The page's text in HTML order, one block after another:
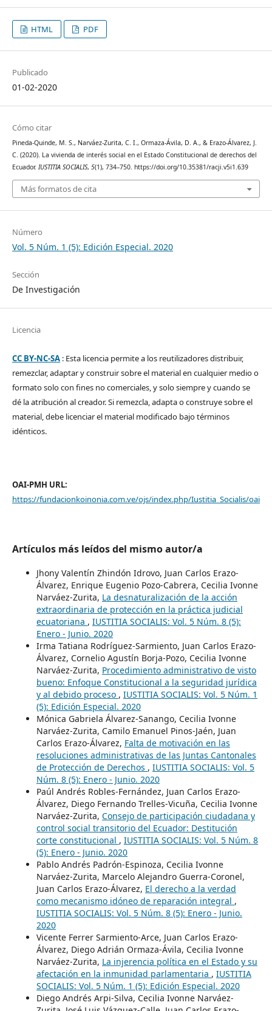
HTML PDF
Publicado
01-02-2020
Cómo citar
Pineda-Quinde, M. S., Narváez-Zurita, C. I., Ormaza-Ávila, D. A., & Erazo-Álvarez, J.
C. (2020). La vivienda de interés social en el Estado Constitucional de derechos del
Ecuador. IUSTITIA SOCIALIS, 5(1), 734–750. https://doi.org/10.35381/racji.v5i1.639
Más formatos de cita
Número
Vol. 5 Núm. 1 (5): Edición Especial. 2020
Sección
De Investigación
Licencia
CC BY-NC-SA: Esta licencia permite a los reutilizadores distribuir,
remezclar, adaptar y construir sobre el material en cualquier medio o
formato solo con fines no comerciales, y solo siempre y cuando se
dé la atribución al creador. Si remezcla, adapta o construye sobre el
material, debe licenciar el material modificado bajo términos
idénticos.
OAI-PMH URL:
https://fundacionkoinonia.com.ve/ojs/index.php/Iustitia_Socialis/oai
Artículos más leídos del mismo autor/a
Jhony Valentín Zhindón Idrovo, Juan Carlos Erazo-
Álvarez, Enrique Eugenio Pozo-Cabrera, Cecilia Ivonne
Narváez-Zurita, La desnaturalización de la acción
extraordinaria de protección en la práctica judicial
ecuatoriana , IUSTITIA SOCIALIS: Vol. 5 Núm. 8 (5):
Enero - Junio. 2020
Irma Tatiana Rodríguez-Sarmiento, Juan Carlos Erazo-
Álvarez, Cornelio Agustín Borja-Pozo, Cecilia Ivonne
Narváez-Zurita, Procedimiento administrativo de visto
bueno: Enfoque Constitucional a la seguridad jurídica
y al debido proceso , IUSTITIA SOCIALIS: Vol. 5 Núm. 1
(5): Edición Especial. 2020
Mónica Gabriela Álvarez-Sanango, Cecilia Ivonne
Narváez-Zurita, Camilo Emanuel Pinos-Jaén, Juan
Carlos Erazo-Álvarez, Falta de motivación en las
resoluciones administrativas de las Juntas Cantonales
de Protección de Derechos , IUSTITIA SOCIALIS: Vol. 5
Núm. 8 (5): Enero - Junio. 2020
Paúl Andrés Robles-Fernández, Juan Carlos Erazo-
Álvarez, Diego Fernando Trelles-Vicuña, Cecilia Ivonne
Narváez-Zurita, Consejo de participación ciudadana y
control social transitorio del Ecuador: Destitución
corte constitucional , IUSTITIA SOCIALIS: Vol. 5 Núm. 8
(5): Enero - Junio. 2020
Pablo Andrés Padrón-Espinoza, Cecilia Ivonne
Narváez-Zurita, Marcelo Alejandro Guerra-Coronel,
Juan Carlos Erazo-Álvarez, El derecho a la verdad
como mecanismo idóneo de reparación integral ,
IUSTITIA SOCIALIS: Vol. 5 Núm. 8 (5): Enero - Junio.
2020
Vicente Ferrer Sarmiento-Arce, Juan Carlos Erazo-
Álvarez, Diego Adrián Ormaza-Ávila, Cecilia Ivonne
Narváez-Zurita, La injerencia política en el Estado y su
afectación en la inmunidad parlamentaria , IUSTITIA
SOCIALIS: Vol. 5 Núm. 1 (5): Edición Especial. 2020
Diego Andrés Arpi-Silva, Cecilia Ivonne Narváez-